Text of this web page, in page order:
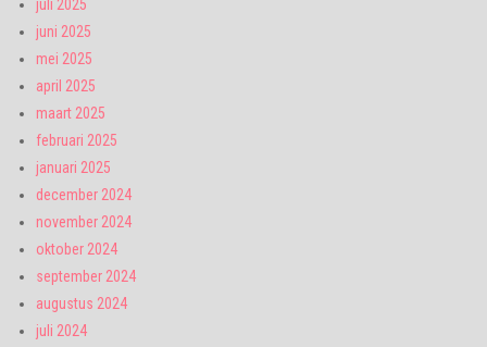
juli 2025
juni 2025
mei 2025
april 2025
maart 2025
februari 2025
januari 2025
december 2024
november 2024
oktober 2024
september 2024
augustus 2024
juli 2024